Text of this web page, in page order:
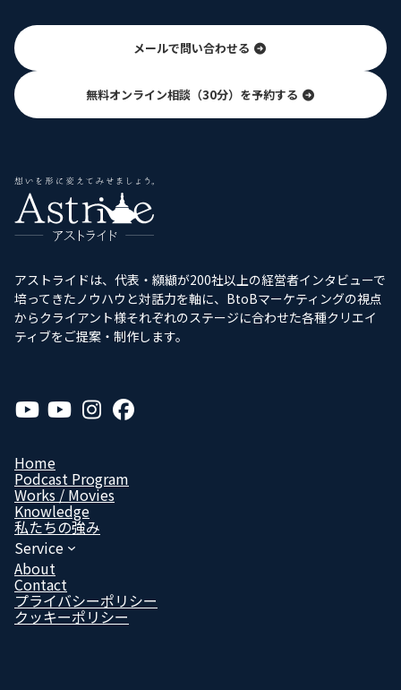
メールで問い合わせる
無料オンライン相談（30分）を予約する
アストライドは、代表・纐纈が200社以上の経営者インタビューで
培ってきたノウハウと対話力を軸に、BtoBマーケティングの視点
からクライアント様それぞれのステージに合わせた各種クリエイ
ティブをご提案・制作します。
ア
イ
リ
ン
ク
ア
イ
リ
ン
ク
ア
イ
ン
ク
ア
イ
ン
ク
Home
Podcast Program
Works / Movies
Know­ledge
私たちの強み
Service
About
Contact
プライバシーポリシー
クッキーポリシー